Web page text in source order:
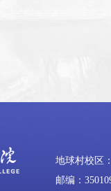
地球村校区
邮编：